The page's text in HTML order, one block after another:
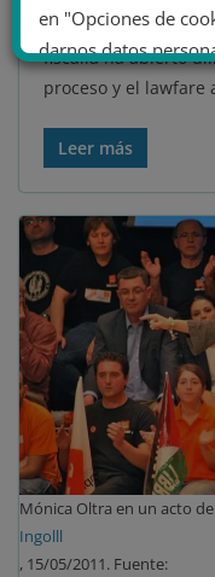
Tomás Casas ha
fiscalía ha abierto
proceso y el lawfare
Leer más
Mónica Oltra en un acto
Ingolll
, 15/05/2011. Fuente:
en "Opciones de
darnos datos
último, puedes leer
No dar mi
.
Opciones de
Rechazar